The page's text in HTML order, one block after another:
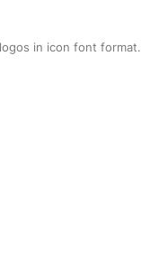
in icon font format.